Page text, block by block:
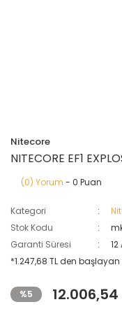
Nitecore
NITECORE EF1
(0) Yorum - 0 Puan
Kategori
Stok Kodu
Garanti Süresi
12
*1.247,68 TL den
%5 12.006,54